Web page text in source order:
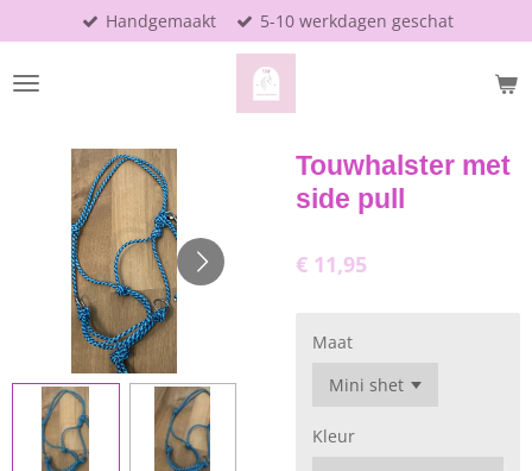
direct
naar
de
Handgemaakt 5-10 werkdagen geschat
Touwhalster met
side pull
€ 11,95
Maat
Kleur